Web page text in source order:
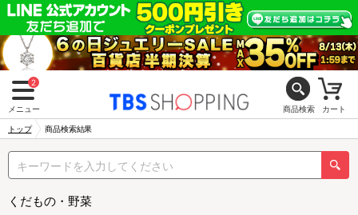
2
メニュー 商品検索 カート
トップ 商品検索結果
くだもの・野菜